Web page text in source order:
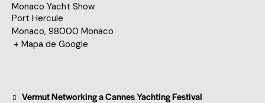
Monaco Yacht Show
Port Hercule
Monaco, 98000 Monaco
+ Mapa de Google
Vermut Networking a Cannes Yachting Festival